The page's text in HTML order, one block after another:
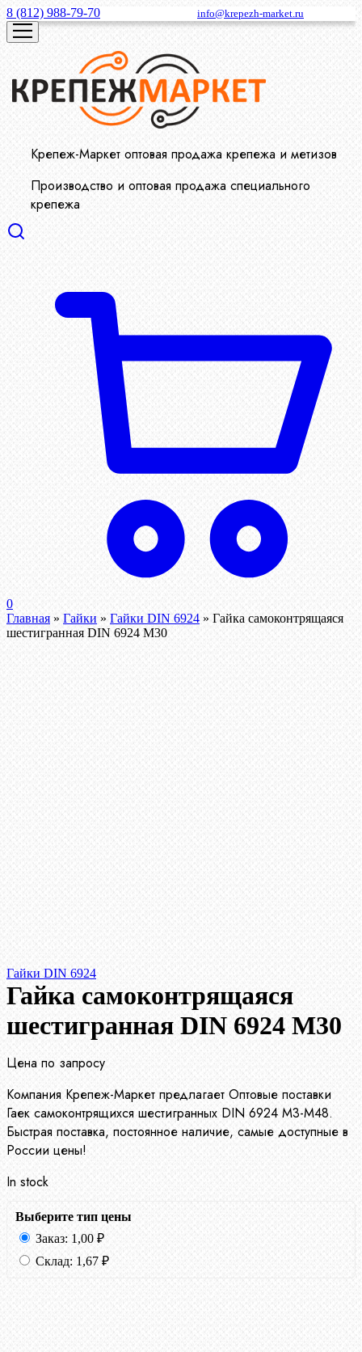
8 (812) 988-79-70 info@krepezh-market.ru
Крепеж-Маркет оптовая продажа крепежа и метизов
Производство и оптовая продажа специального
крепежа
0
Главная » Гайки » Гайки DIN 6924 » Гайка самоконтрящаяся
шестигранная DIN 6924 М30
Гайки DIN 6924
Гайка самоконтрящаяся
шестигранная DIN 6924 М30
Цена по запросу
Компания Крепеж-Маркет предлагает Оптовые поставки
Гаек самоконтрящихся шестигранных DIN 6924 М3-М48.
Быстрая поставка, постоянное наличие, самые доступные в
России цены!
In stock
Выберите тип цены
Заказ: 1,00 ₽
Склад: 1,67 ₽